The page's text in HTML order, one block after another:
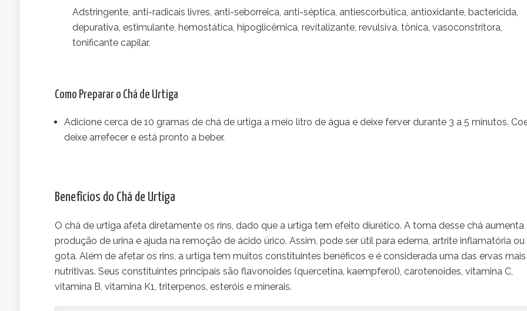
Adstringente, anti-radicais livres, anti-seborreica, anti-séptica, antiescorbútica, antioxidante, bactericida,
depurativa, estimulante, hemostática, hipoglicêmica, revitalizante, revulsiva, tônica, vasoconstritora,
tonificante capilar.
Como Preparar o Chá de Urtiga
Adicione cerca de 10 gramas de chá de urtiga a meio litro de água e deixe ferver durante 3 a 5 minutos.
deixe arrefecer e está pronto a beber.
Benefícios do Chá de Urtiga
O chá de urtiga afeta diretamente os rins, dado que a urtiga tem efeito diurético. A toma desse chá aumenta
produção de urina e ajuda na remoção de ácido úrico. Assim, pode ser útil para edema, artrite inflamatória ou
gota. Além de afetar os rins, a urtiga tem muitos constituintes benéficos e é considerada uma das ervas mais
nutritivas. Seus constituintes principais são flavonoides (quercetina, kaempferol), carotenoides, vitamina C,
vitamina B, vitamina K1, triterpenos, esteróis e minerais.